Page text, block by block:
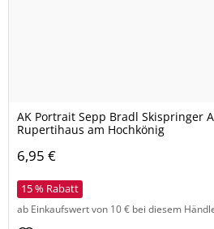
AK Portrait Sepp Bradl Skispringer
Rupertihaus am Hochkönig
6,95 €
15 % Rabatt
ab Einkaufswert von 10 € bei diesem